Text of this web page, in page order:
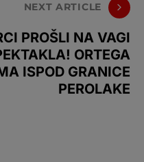
NEXT ARTICLE
PROŠLI NA VAGI
ORTEGA
ISPOD GRANICE
PEROLAKE